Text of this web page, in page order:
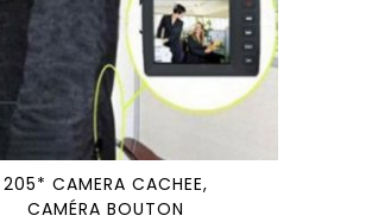
205* CAMERA CACHEE,
CAMÉRA BOUTON